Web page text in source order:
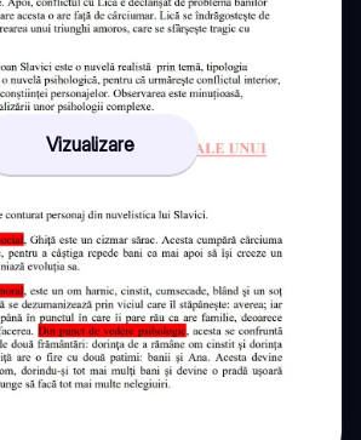
Vizualizare